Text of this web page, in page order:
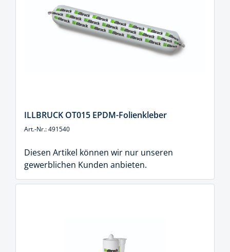
ILLBRUCK OT015 EPDM-Folienkleber
Art.-Nr.: 491540
Diesen Artikel können wir nur unseren
gewerblichen Kunden anbieten.